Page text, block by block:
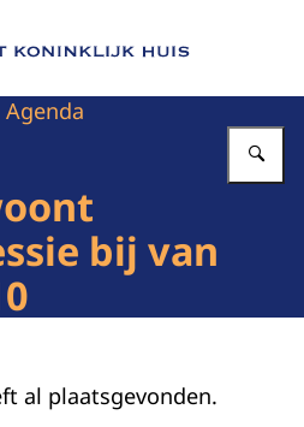
van Het Koninklijk Huis
Agenda
bij van
al plaatsgevonden.